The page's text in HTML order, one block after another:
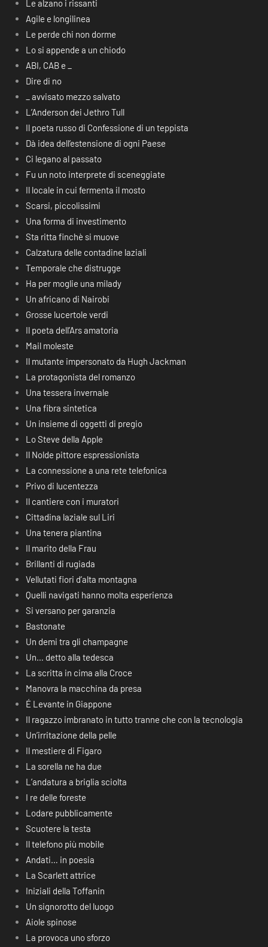
Le alzano i rissanti
Agile e longilinea
Le perde chi non dorme
Lo si appende a un chiodo
ABI, CAB e _
Dire di no
_ avvisato mezzo salvato
L’Anderson dei Jethro Tull
Il poeta russo di Confessione di un teppista
Dà idea dell’estensione di ogni Paese
Ci legano al passato
Fu un noto interprete di sceneggiate
Il locale in cui fermenta il mosto
Scarsi, piccolissimi
Una forma di investimento
Sta ritta finchè si muove
Calzatura delle contadine laziali
Temporale che distrugge
Ha per moglie una milady
Un africano di Nairobi
Grosse lucertole verdi
Il poeta dell’Ars amatoria
Mail moleste
Il mutante impersonato da Hugh Jackman
La protagonista del romanzo
Una tessera invernale
Una fibra sintetica
Un insieme di oggetti di pregio
Lo Steve della Apple
Il Nolde pittore espressionista
La connessione a una rete telefonica
Privo di lucentezza
Il cantiere con i muratori
Cittadina laziale sul Liri
Una tenera piantina
Il marito della Frau
Brillanti di rugiada
Vellutati fiori d’alta montagna
Quelli navigati hanno molta esperienza
Si versano per garanzia
Bastonate
Un demi tra gli champagne
Un… detto alla tedesca
La scritta in cima alla Croce
Manovra la macchina da presa
É Levante in Giappone
Il ragazzo imbranato in tutto tranne che con la tecnologia
Un’irritazione della pelle
Il mestiere di Figaro
La sorella ne ha due
L’andatura a briglia sciolta
I re delle foreste
Lodare pubblicamente
Scuotere la testa
Il telefono più mobile
Andati… in poesia
La Scarlett attrice
Iniziali della Toffanin
Un signorotto del luogo
Aiole spinose
La provoca uno sforzo